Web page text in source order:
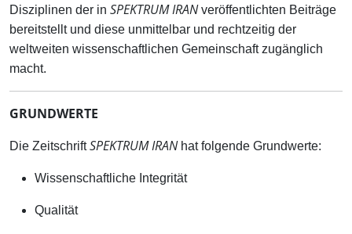
Disziplinen der in SPEKTRUM IRANveröffentlichten Beiträge
bereitstellt und diese unmittelbar und rechtzeitig der
weltweiten wissenschaftlichen Gemeinschaft zugänglich
macht.
GRUNDWERTE
Die ZeitschriftSPEKTRUM IRANhat folgende Grundwerte:
Wissenschaftliche Integrität
Qualität